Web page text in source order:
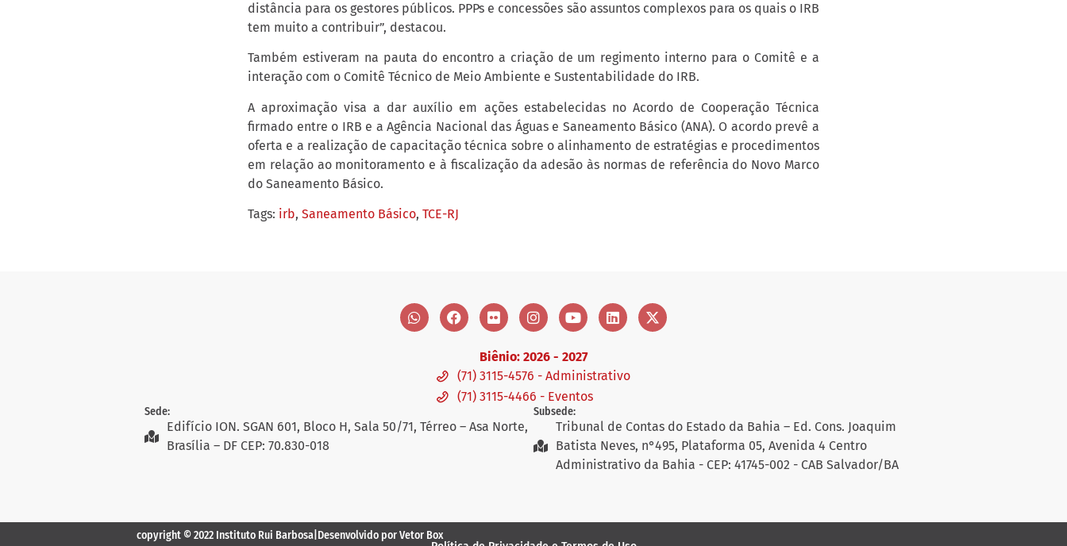
distância para os gestores públicos. PPPs e concessões são assuntos complexos para os quais o IRB
tem muito a contribuir”, destacou.
Também estiveram na pauta do encontro a criação de um regimento interno para o Comitê e a
interação com o Comitê Técnico de Meio Ambiente e Sustentabilidade do IRB.
A aproximação visa a dar auxílio em ações estabelecidas no Acordo de Cooperação Técnica
firmado entre o IRB e a Agência Nacional das Águas e Saneamento Básico (ANA). O acordo prevê a
oferta e a realização de capacitação técnica sobre o alinhamento de estratégias e procedimentos
em relação ao monitoramento e à fiscalização da adesão às normas de referência do Novo Marco
do Saneamento Básico.
Tags: irb, Saneamento Básico, TCE-RJ
Biênio: 2026 - 2027
(71) 3115-4576 - Administrativo
(71) 3115-4466 - Eventos
Sede:
Edifício ION. SGAN 601, Bloco H, Sala 50/71, Térreo – Asa Norte,
Brasília – DF CEP: 70.830-018
Subsede:
Tribunal de Contas do Estado da Bahia – Ed. Cons. Joaquim
Batista Neves, n°495, Plataforma 05, Avenida 4 Centro
Administrativo da Bahia - CEP: 41745-002 - CAB Salvador/BA
copyright © 2022 Instituto Rui Barbosa Desenvolvido por Vetor Box